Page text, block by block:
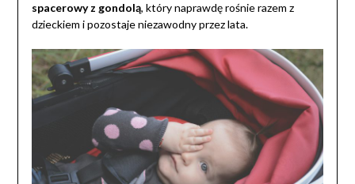
spacerowy z gondolą, który naprawdę rośnie razem z
dzieckiem i pozostaje niezawodny przez lata.